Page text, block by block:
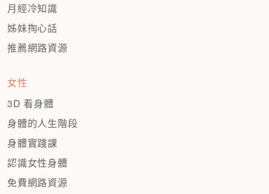
月經冷知識
姊妹掏心話
推薦網路資源
女性
3D 看身體
身體的人生階段
身體實踐課
認識女性身體
免費網路資源